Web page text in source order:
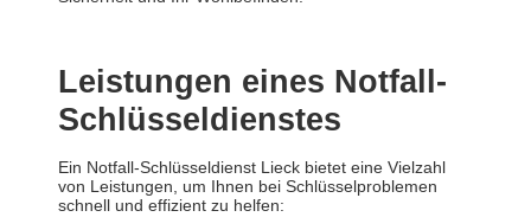
Leistungen eines Notfall-
Schlüsseldienstes
Ein Notfall-Schlüsseldienst Lieck bietet eine Vielzahl
von Leistungen, um Ihnen bei Schlüsselproblemen
schnell und effizient zu helfen: